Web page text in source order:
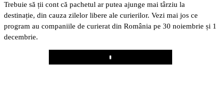
Trebuie să ții cont că pachetul ar putea ajunge mai târziu la
destinație, din cauza zilelor libere ale curierilor. Vezi mai jos ce
program au companiile de curierat din România pe 30 noiembrie și 1
decembrie.
Play